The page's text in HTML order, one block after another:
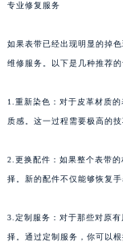
专业修复服务
如果表带已经出现明显的掉
维修服务。以下是几种推荐的
1.重新染色：对于皮革材质
质感。这一过程需要极高的
2.更换配件：如果整个表带
择。新的配件不仅能够恢复
3.定制服务：对于那些对原
择。通过定制服务，你可以